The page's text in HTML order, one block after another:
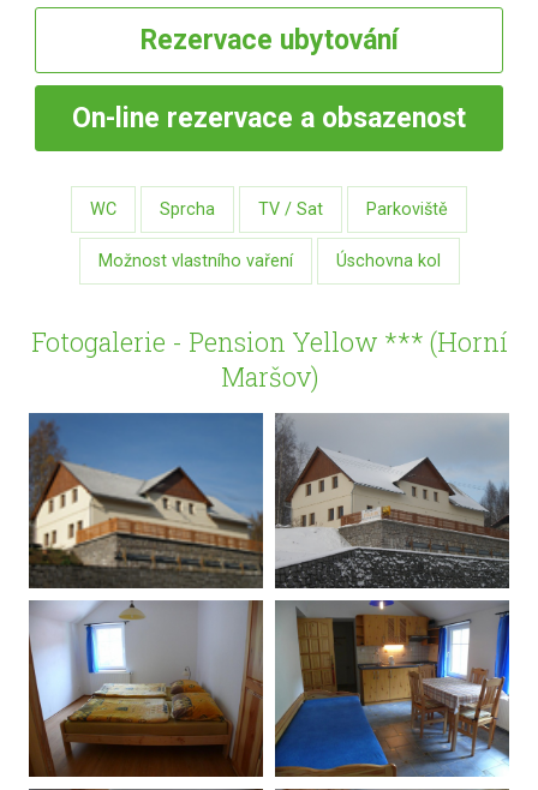
Rezervace ubytování
On-line rezervace a obsazenost
WC Sprcha TV / Sat Parkoviště
Možnost vlastního vaření Úschovna kol
Fotogalerie - Pension Yellow *** (Horní
Maršov)